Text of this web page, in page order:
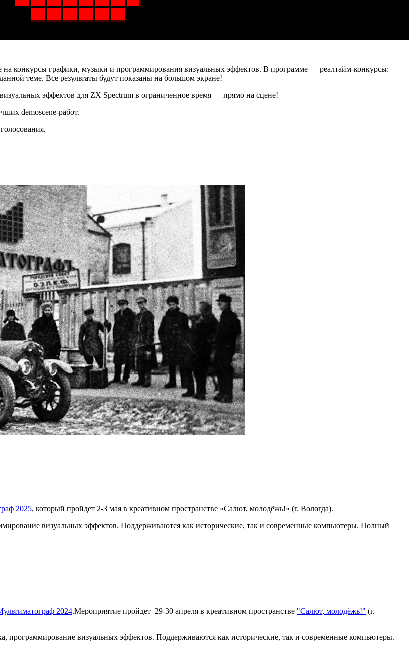
конкурсы графики, музыки и программирования визуальных эффектов. В программе — реалтайм-конкурсы:
теме. Все результаты будут показаны на большом экране!
эффектов для ZX Spectrum в ограниченное время — прямо на сцене!
demoscene-работ.
2025, который пройдет 2-3 мая в креативном пространстве «Салют, молодёжь!» (г. Вологда).
визуальных эффектов. Поддерживаются как исторические, так и современные компьютеры. Полный
2024.Мероприятие пройдет 29-30 апреля в креативном пространстве "Салют, молодёжь!" (г.
программирование визуальных эффектов. Поддерживаются как исторические, так и современные компьютеры.